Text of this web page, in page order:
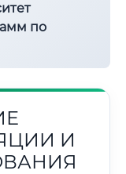
по
И